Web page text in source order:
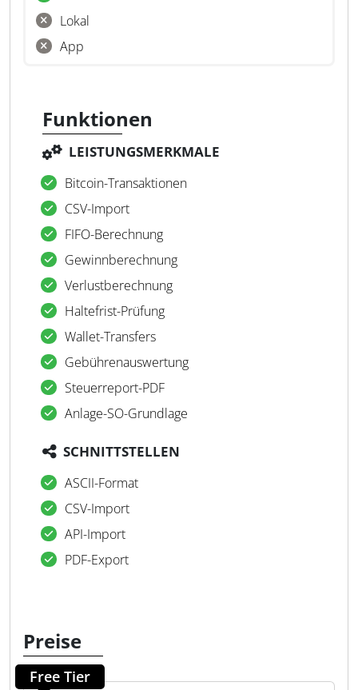
Lokal
App
Funktionen
LEISTUNGSMERKMALE
Bitcoin-Transaktionen
CSV-Import
FIFO-Berechnung
Gewinnberechnung
Verlustberechnung
Haltefrist-Prüfung
Wallet-Transfers
Gebührenauswertung
Steuerreport-PDF
Anlage-SO-Grundlage
SCHNITTSTELLEN
ASCII-Format
CSV-Import
API-Import
PDF-Export
Preise
Free Tier